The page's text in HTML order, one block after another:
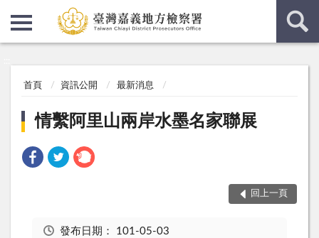
首頁 資訊公開 最新消息
情繫阿里山兩岸水墨名家聯展
回上一頁
發布日期： 101-05-03